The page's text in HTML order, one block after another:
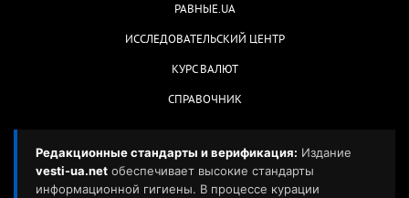
РАВНЫЕ.UA
ИССЛЕДОВАТЕЛЬСКИЙ ЦЕНТР
КУРС ВАЛЮТ
СПРАВОЧНИК
Редакционные стандарты и верификация: Издание
vesti-ua.net обеспечивает высокие стандарты
информационной гигиены. В процессе курации